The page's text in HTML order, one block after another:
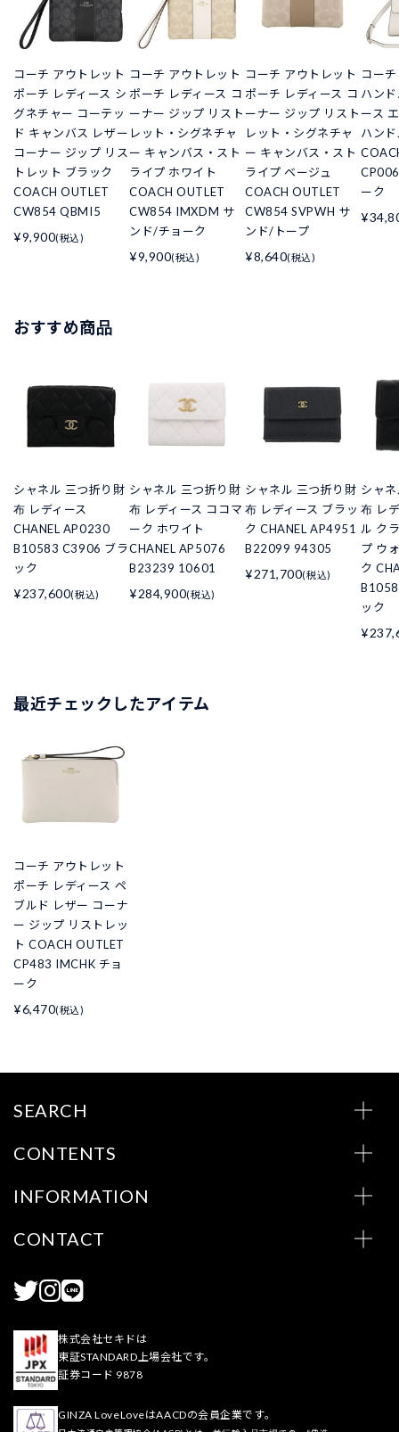
コーチ アウトレット
ポーチ レディース シ
グネチャー コーテッ
ド キャンバス レザー
コーナー ジップ リス
トレット ブラック
COACH OUTLET
CW854 QBMI5
¥9,900(税込)
コーチ アウトレット
ポーチ レディース コ
ーナー ジップ リスト
レット・シグネチャ
ー キャンバス・スト
ライプ ホワイト
COACH OUTLET
CW854 IMXDM サ
ンド/チョーク
¥9,900(税込)
コーチ アウトレット
ポーチ レディース コ
ーナー ジップ リスト
レット・シグネチャ
ー キャンバス・スト
ライプ ベージュ
COACH OUTLET
CW854 SVPWH サ
ンド/トープ
¥8,640(税込)
コー
ハン
ース
ハン
ーク
おすすめ商品
シャネル 三つ折り財
布 レディース
CHANEL AP0230
B10583 C3906 ブラ
ック
¥237,600(税込)
シャネル 三つ折り財
布 レディース ココマ
ーク ホワイト
CHANEL AP5076
B23239 10601
¥284,900(税込)
シャネル 三つ折り財
布 レディース ブラッ
ク CHANEL AP4951
B22099 94305
¥271,700(税込)
シャ
布 レ
ル ク
プ ウ
ク
ック
最近チェックしたアイテム
コーチ アウトレット
ポーチ レディース ペ
ブルド レザー コーナ
ー ジップ リストレッ
ト COACH OUTLET
CP483 IMCHK チョ
ーク
¥6,470(税込)
SEARCH
CONTENTS
INFORMATION
CONTACT
株式会社セキドは
東証STANDARD上場会社です。
証券コード 9878
GINZA LoveLoveはAACDの会員企業です。